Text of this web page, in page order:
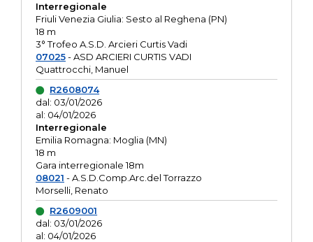
Interregionale
Friuli Venezia Giulia: Sesto al Reghena (PN)
18 m
3° Trofeo A.S.D. Arcieri Curtis Vadi
07025- ASD ARCIERI CURTIS VADI
Quattrocchi, Manuel
R2608074
dal: 03/01/2026
al: 04/01/2026
Interregionale
Emilia Romagna: Moglia (MN)
18 m
Gara interregionale 18m
08021 - A.S.D.Comp.Arc.del Torrazzo
Morselli, Renato
R2609001
dal: 03/01/2026
al: 04/01/2026